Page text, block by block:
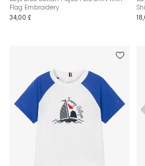
Flag Embroidery
34,00 £